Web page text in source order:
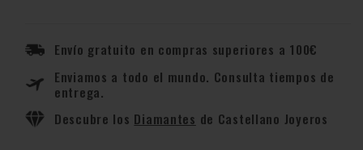
en
925
Baño
en
925
Baño
Oro
Envío gratuito en compras superiores a 100€
Enviamos a todo el mundo. Consulta tiempos de
entrega.
Descubre los Diamantes de Castellano Joyeros